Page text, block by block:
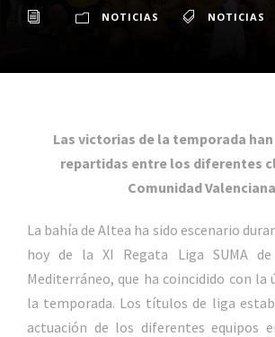
NOTICIAS NOTICIAS
Las victorias de la temporada
repartidas entre los diferentes
Comunidad Valenciana
La bahía de Altea ha sido escenario
hoy de la XI Regata Liga SUMA
Mediterráneo, que ha coincidido con
la temporada. Los títulos de liga
actuación de los diferentes equipos